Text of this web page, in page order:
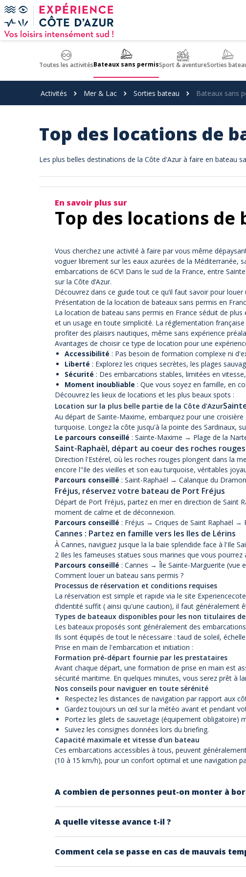
Panneau de gestion des cookies
Toutes les activitésBateaux sans permisSport & aventureSorties
Activités Mer & Lac Sorties bateau Bateaux sans
Top des locations de
Les plus belles destinations de la Côte d'Azur à faire en bateau
En savoir plus sur
Top des locations de
Vous cherchez une activité à faire par vous même
voguer librement sur les eaux azurées de la Méditerranée,
embarcations de 6CV! Dans le sud de la France, entre
sur la Côte d’Azur.
Découvrez dans ce guide tout ce qu’il faut savoir pour
Présentation de la location de bateaux sans permis en
La location de bateau sans permis en France séduit de
et un usage en toute simplicité. La réglementation
profiter des plaisirs nautiques, même sans expérience
Avantages de choisir ce type de location pour une
Accessibilité : Pas besoin de formation complexe ni
Liberté : Explorez les criques secrètes, les plages
Sécurité : Des embarcations stables, limitées en
Moment inoubliable : Que vous soyez en famille, en
Découvrez les lieux de locations et les plus beaux spots :
Location sur la plus belle partie de la Côte d'Azur
Au départ de Sainte-Maxime, embarquez pour une
turquoise. Longez la côte jusqu'à la pointe des Sardinaux,
Le parcours conseillé : Sainte-Maxime → Plage de la
Saint-Raphaël, départ au coeur des roches
Direction l'Estérel, où les roches rouges plongent dans la
encore l"Ile des vieilles et son eau turquoise, véritables
Parcours conseillé : Saint-Raphaël → Calanque du
Fréjus, réservez votre bateau de Port Fréjus
Départ de Port Fréjus, partez en mer en direction de Saint
moment de calme et de déconnexion.
Parcours conseillé : Fréjus → Criques de Saint Raphaël →
Cannes : Partez en famille vers les Iles de Lérins
À Cannes, naviguez jusque la la baie splendide face à l'Ile
2 Iles les fameuses statues sous marines que vous
Parcours conseillé : Cannes → Île Sainte-Marguerite
Comment louer un bateau sans permis ?
Processus de réservation et conditions requises
La réservation est simple et rapide via le site
d’identité suffit ( ainsi qu'une caution), il faut généralement
Types de bateaux disponibles pour les non titulaires
Les bateaux proposés sont généralement des
Ils sont équipés de tout le nécessaire : taud de soleil,
Prise en main de l'embarcation et initiation :
Formation pré-départ fournie par les prestataires
Avant chaque départ, une formation de prise en main est
sécurité maritime. En quelques minutes, vous serez prêt à
Nos conseils pour naviguer en toute sérénité
Respectez les distances de navigation par rapport aux
Gardez toujours un œil sur la météo avant et pendant
Portez les gilets de sauvetage (équipement obligatoire)
Suivez les consignes données lors du briefing.
Capacité maximale et vitesse d'un bateau
Ces embarcations accessibles à tous, peuvent
(10 à 15 km/h), pour un confort optimal et une navigation
A combien de personnes peut-on monter à
il n'est pas possible de dépasser le nombre prévu.
A quelle vitesse avance t-il ?
danger pour les débutants.
Comment cela se passe en cas de mauvais